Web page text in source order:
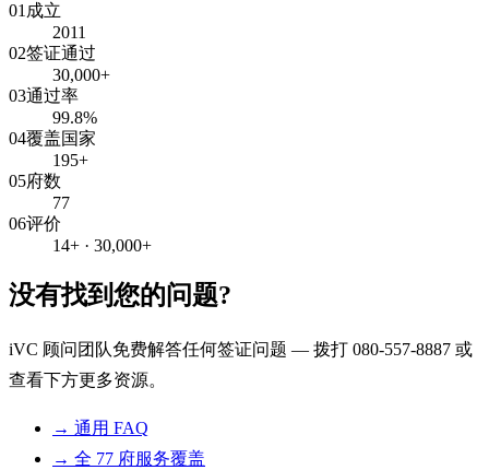
01 成立
2011
02签证通过
30,000+
03通过率
99.8%
04覆盖国家
195+
05府数
77
06评价
14+ · 30,000+
没有找到您的问题?
iVC 顾问团队免费解答任何签证问题 — 拨打 080-557-8887 或
查看下方更多资源。
→ 通用 FAQ
→ 全 77 府服务覆盖